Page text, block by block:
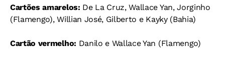
Cartões amarelos: De La Cruz, Wallace Yan, Jorginho
(Flamengo), Willian José, Gilberto e Kayky (Bahia)
Cartão vermelho: Danilo e Wallace Yan (Flamengo)